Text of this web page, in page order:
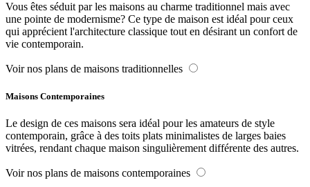
Vous êtes séduit par les maisons au charme traditionnel mais avec
une pointe de modernisme? Ce type de maison est idéal pour ceux
qui apprécient l'architecture classique tout en désirant un confort de
vie contemporain.
Voir nos plans de maisons traditionnelles
Maisons Contemporaines
Le design de ces maisons sera idéal pour les amateurs de style
contemporain, grâce à des toits plats minimalistes de larges baies
vitrées, rendant chaque maison singulièrement différente des autres.
Voir nos plans de maisons contemporaines